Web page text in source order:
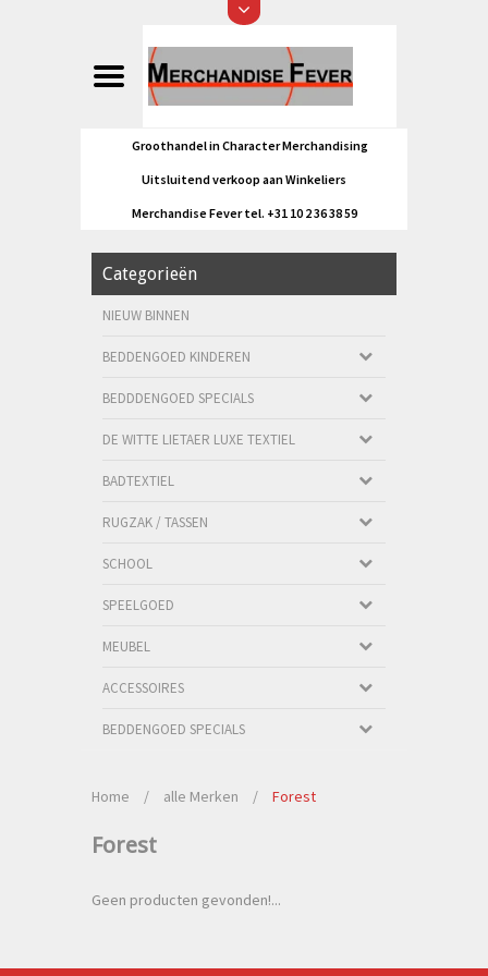
Groothandel in Character Merchandising
Uitsluitend verkoop aan Winkeliers
Merchandise Fever tel. +31 10 2 36 38 59
Categorieën
NIEUW BINNEN
BEDDENGOED KINDEREN
BEDDDENGOED SPECIALS
DE WITTE LIETAER LUXE TEXTIEL
BADTEXTIEL
RUGZAK / TASSEN
SCHOOL
SPEELGOED
MEUBEL
ACCESSOIRES
BEDDENGOED SPECIALS
Home / alle Merken / Forest
Forest
Geen producten gevonden!...